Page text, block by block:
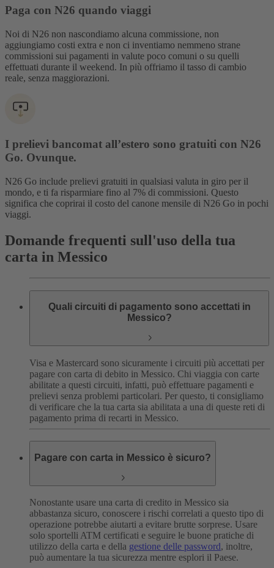
Paga con N26 quando viaggi
Noi di N26 non nascondiamo alcuna commissione, non
aggiungiamo costi extra e non ci inventiamo nemmeno strane
commissioni sui pagamenti in valute poco comuni o su quelli
effettuati durante il weekend. In più offriamo il tasso di cambio
reale, senza maggiorazioni.
I prelievi bancomat all’estero sono gratuiti con N26
Go. Ovunque.
N26 Go include prelievi gratuiti in qualsiasi valuta in giro per il
mondo, e ti fa risparmiare fino al 7% di commissioni. Questo
significa che coprirai il costo del canone mensile di N26 Go in pochi
viaggi.
Domande frequenti sull'uso della tua
carta in Messico
Quali circuiti di pagamento sono accettati in
Messico?
Visa e Mastercard sono sicuramente i circuiti più accettati per
pagare con carta di debito in Messico. Chi viaggia con carte
abilitate a questi circuiti, infatti, può effettuare pagamenti e
prelievi senza problemi particolari. Per questo, ti consigliamo
di verificare che la tua carta sia abilitata a una di queste reti di
pagamento prima di recarti in Messico.
Pagare con carta in Messico è sicuro?
Nonostante usare una carta di credito in Messico sia
abbastanza sicuro, conoscere i rischi correlati a questo tipo di
operazione potrebbe aiutarti a evitare brutte sorprese. Usare
solo sportelli ATM certificati e seguire le buone pratiche di
utilizzo della carta e della gestione delle password, inoltre,
può aumentare la tua sicurezza mentre esplori il Paese.